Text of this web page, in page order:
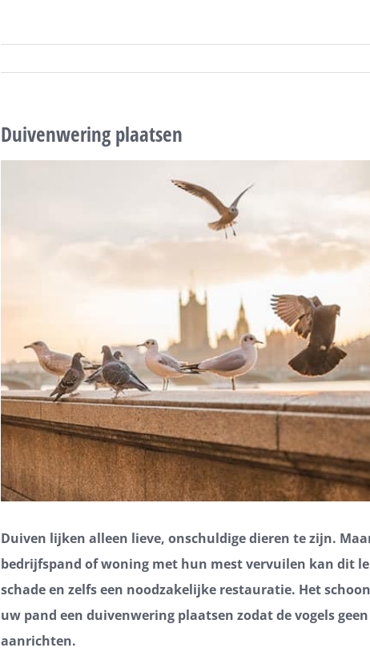
Duivenwering plaatsen
Duiven lijken alleen lieve, onschuldige dieren te zijn.
bedrijfspand of woning met hun mest vervuilen kan dit
schade en zelfs een noodzakelijke restauratie. Het
uw pand een duivenwering plaatsen zodat de vogels
aanrichten.